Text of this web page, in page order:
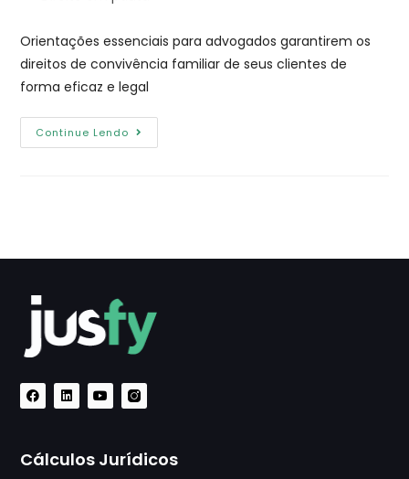
Orientações essenciais para advogados garantirem os
direitos de convivência familiar de seus clientes de
forma eficaz e legal
Continue Lendo
Cálculos Jurídicos